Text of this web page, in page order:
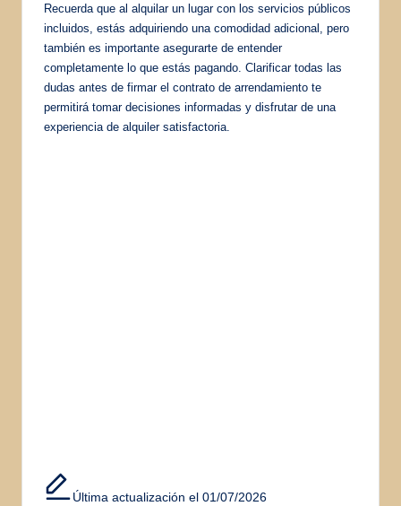
Recuerda que al alquilar un lugar con los servicios públicos
incluidos, estás adquiriendo una comodidad adicional, pero
también es importante asegurarte de entender
completamente lo que estás pagando. Clarificar todas las
dudas antes de firmar el contrato de arrendamiento te
permitirá tomar decisiones informadas y disfrutar de una
experiencia de alquiler satisfactoria.
Última actualización el 01/07/2026